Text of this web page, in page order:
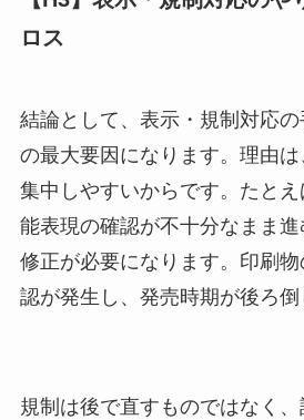
ロス
結論として、表示・規制対応
の最大要因になります。理由
集中しやすいからです。たと
能表現の確認が不十分なまま
修正が必要になります。印刷
認が発生し、発売時期が後ろ倒
規制は後で直すものではなく